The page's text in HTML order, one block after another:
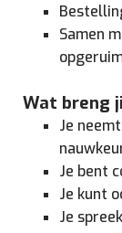
Samen
Wat breng
Je
Je bent
Je kunt
Je